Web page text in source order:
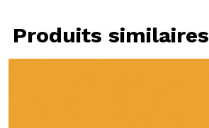
Produits similaires